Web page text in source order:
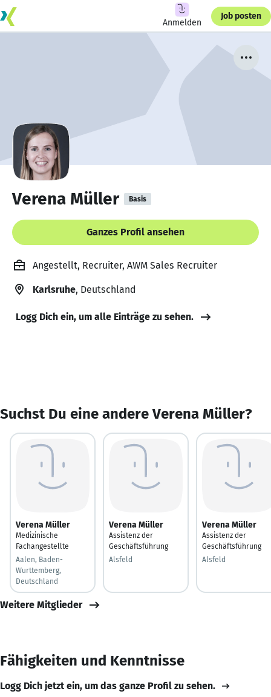
Anmelden
Job posten
Verena Müller Basis
Ganzes Profil ansehen
Angestellt, Recruiter, AWM Sales Recruiter
Karlsruhe, Deutschland
Logg Dich ein, um alle Einträge zu sehen.
Suchst Du eine andere Verena Müller?
Verena Müller
Medizinische
Fachangestellte
Aalen, Baden-
Wurttemberg,
Deutschland
Verena Müller
Assistenz der
Geschäftsführung
Alsfeld
Verena Müller
Assistenz der
Geschäftsführung
Alsfeld
Weitere Mitglieder
Fähigkeiten und Kenntnisse
Logg Dich jetzt ein, um das ganze Profil zu sehen.